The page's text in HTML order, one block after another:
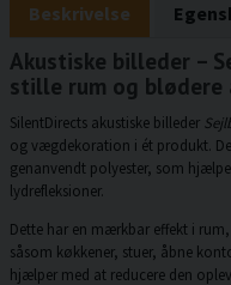
Beskrivelse
Akustiske billeder –
stille rum og blødere
SilentDirects akustiske billeder
og vægdekoration i ét produkt.
genanvendt polyester, som
lydrefleksioner.
Dette har en mærkbar effekt i
såsom køkkener, stuer, åbne
hjælper med at reducere den